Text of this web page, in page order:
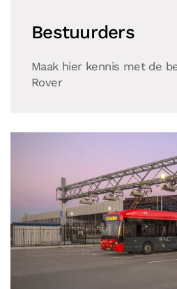
Bestuurders
Maak hier kennis met de
Rover